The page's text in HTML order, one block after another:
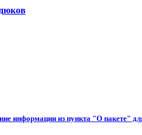
информации из пункта "О пакете"